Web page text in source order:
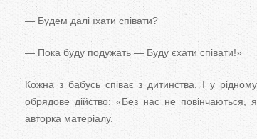
— Будем далі їхати співати?
— Пока буду подужать — Буду єхати співати!»
Кожна з бабусь співає з дитинства. І у
обрядове дійство: «Без нас не
авторка матеріалу.